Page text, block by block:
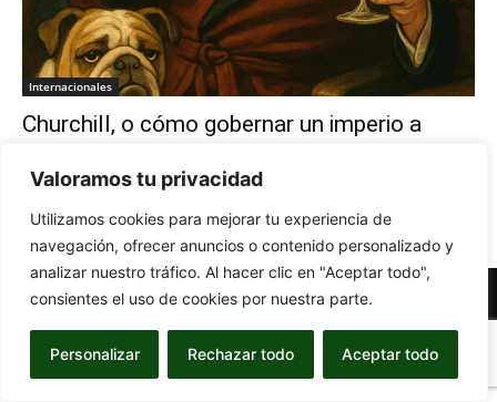
Valoramos tu privacidad
Utilizamos cookies para mejorar tu experiencia de
navegación, ofrecer anuncios o contenido personalizado y
analizar nuestro tráfico. Al hacer clic en "Aceptar todo",
consientes el uso de cookies por nuestra parte.
Personalizar Rechazar todo Aceptar todo
Internacionales
Churchill, o cómo gobernar un imperio a
CON G - 14 de July de 2025
© Newspaper WordPress Theme by TagDiv